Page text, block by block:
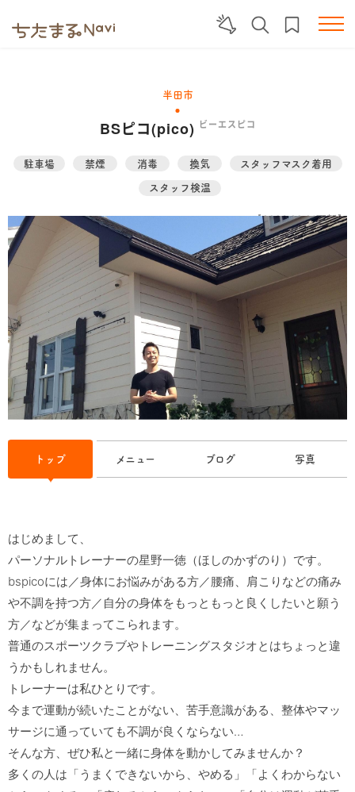
半田市
BSピコ(pico) ビーエスピコ
駐車場 禁煙 消毒 換気 スタッフマスク着用
スタッフ検温
【2023.02.01更新】
トップ メニュー ブログ 写真
はじめまして、
パーソナルトレーナーの星野一徳（ほしのかずのり）です。
bspicoには／身体にお悩みがある方／腰痛、肩こりなどの痛み
や不調を持つ方／自分の身体をもっともっと良くしたいと願う
方／などが集まってこられます。
普通のスポーツクラブやトレーニングスタジオとはちょっと違
うかもしれません。
トレーナーは私ひとりです。
今まで運動が続いたことがない、苦手意識がある、整体やマッ
サージに通っていても不調が良くならない…
そんな方、ぜひ私と一緒に身体を動かしてみませんか？
多くの人は「うまくできないから、やめる」「よくわからない